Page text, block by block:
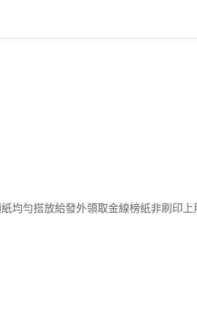
均勻搭放給發外領取金線榜紙非刷印上